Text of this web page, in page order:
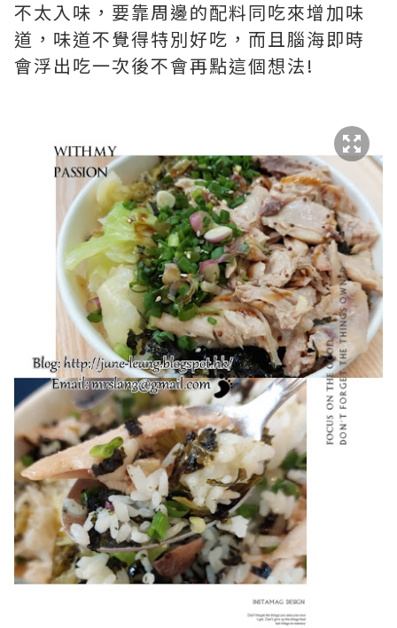
不太入味，要靠周邊的配料同吃來增加味
道，味道不覺得特別好吃，而且腦海即時
會浮出吃一次後不會再點這個想法!